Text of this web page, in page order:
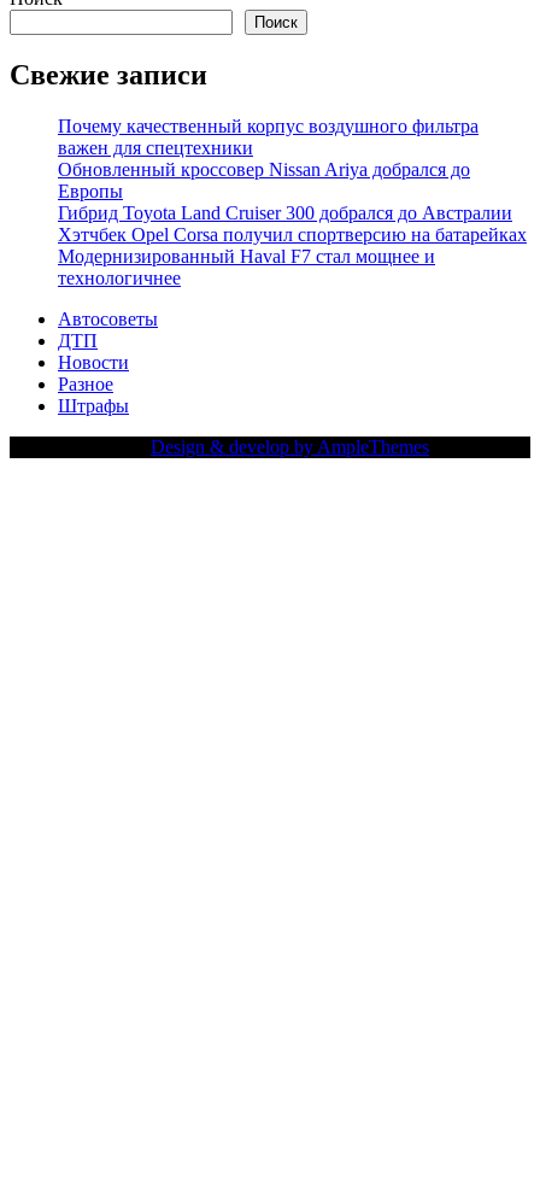
Поиск
Свежие записи
Почему качественный корпус воздушного фильтра
важен для спецтехники
Обновленный кроссовер Nissan Ariya добрался до
Европы
Гибрид Toyota Land Cruiser 300 добрался до Австралии
Хэтчбек Opel Corsa получил спортверсию на батарейках
Модернизированный Haval F7 стал мощнее и
технологичнее
Автосоветы
ДТП
Новости
Разное
Штрафы
Design & develop by AmpleThemes